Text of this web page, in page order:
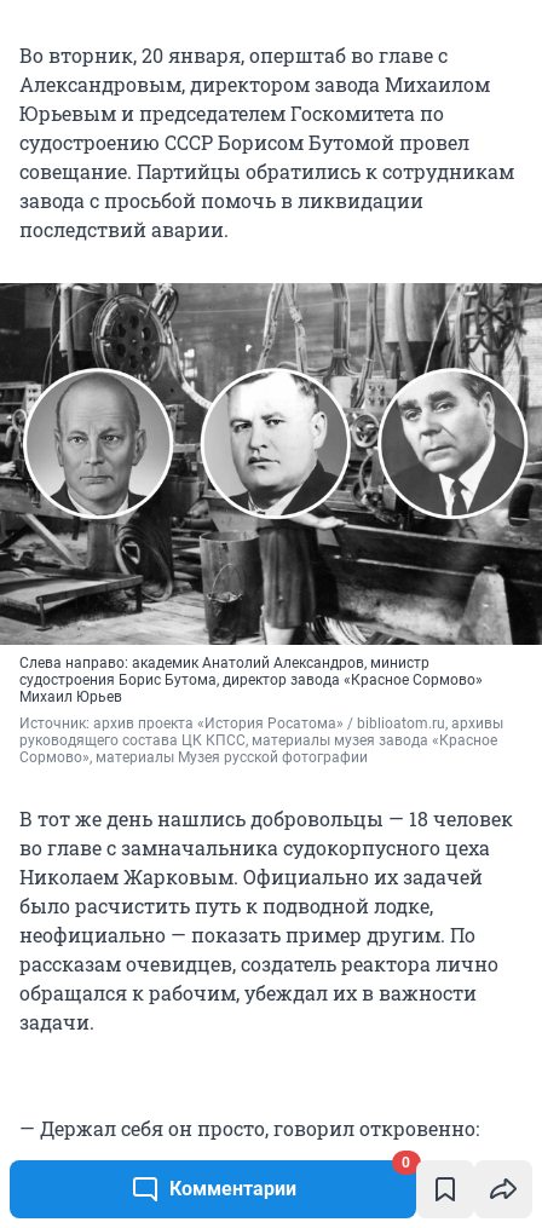
Комментарии
0
Во вторник, 20 января, оперштаб во главе с
Александровым, директором завода Михаилом
Юрьевым и председателем Госкомитета по
судостроению СССР Борисом Бутомой провел
совещание. Партийцы обратились к сотрудникам
завода с просьбой помочь в ликвидации
последствий аварии.
Слева направо: академик Анатолий Александров, министр
судостроения Борис Бутома, директор завода «Красное Сормово»
Михаил Юрьев
Источник: архив проекта «История Росатома» / biblioatom.ru, архивы
руководящего состава ЦК КПСС, материалы музея завода «Красное
Сормово», материалы Музея русской фотографии
В тот же день нашлись добровольцы — 18 человек
во главе с замначальника судокорпусного цеха
Николаем Жарковым. Официально их задачей
было расчистить путь к подводной лодке,
неофициально — показать пример другим. По
рассказам очевидцев, создатель реактора лично
обращался к рабочим, убеждал их в важности
задачи.
— Держал себя он просто, говорил откровенно:
«Ребята, случилась беда. Но вы же судостроители!
Надо помочь быстро провести дезактивацию. Мы
должны с вами во что бы то ни стало вовремя